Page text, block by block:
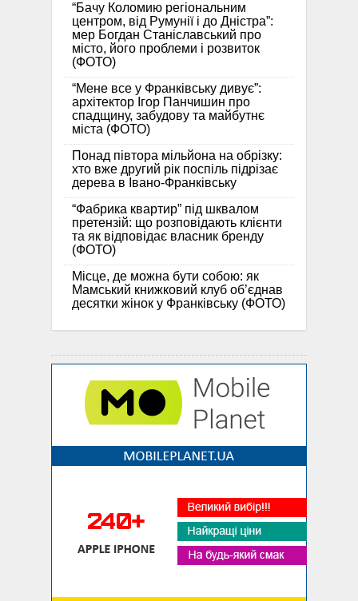
“Бачу Коломию регіональним
центром, від Румунії і до Дністра”:
мер Богдан Станіславський про
місто, його проблеми і розвиток
(ФОТО)
“Мене все у Франківську дивує”:
архітектор Ігор Панчишин про
спадщину, забудову та майбутнє
міста (ФОТО)
Понад півтора мільйона на обрізку:
хто вже другий рік поспіль підрізає
дерева в Івано-Франківську
“Фабрика квартир” під шквалом
претензій: що розповідають клієнти
та як відповідає власник бренду
(ФОТО)
Місце, де можна бути собою: як
Мамський книжковий клуб об’єднав
десятки жінок у Франківську (ФОТО)